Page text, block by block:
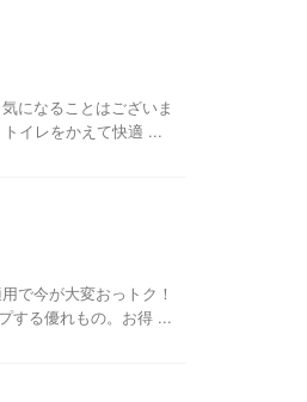
になることはございま
イレをかえて快適 ...
で今が大変おっトク！
する優れもの。お得 ...